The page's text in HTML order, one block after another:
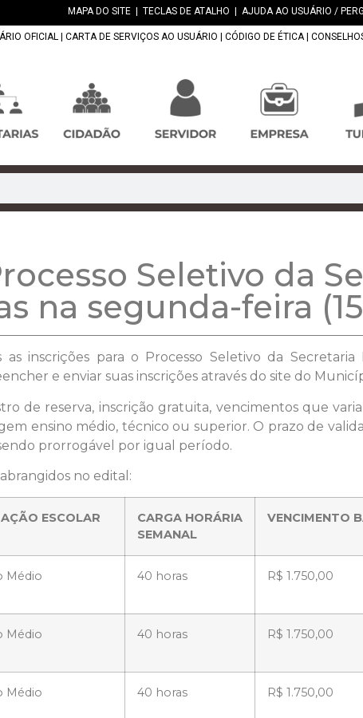
MAPA DO SITE TECLAS DE ATALHO AJUDA AO USUÁRIO /
OFICIAL CARTA DE SERVIÇOS AO USUÁRIO CÓDIGO DE ÉTICA|
Seletivo da
na segunda-feira
inscrições para o Processo Seletivo da
e enviar suas inscrições através do site do
de reserva, inscrição gratuita, vencimentos que
ensino médio, técnico ou superior. O prazo de
prorrogável por igual período.
no edital:
ESCOLAR
CARGA HORÁRIA
SEMANAL
VENCIMENTO
Médio 40 horas R$ 1.750,00
Médio 40 horas R$ 1.750,00
Médio 40 horas R$ 1.750,00